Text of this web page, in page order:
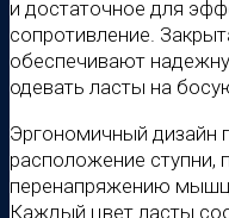
и достаточное для
сопротивление.
обеспечивают
одевать ласты на
Эргономичный дизайн
расположение ступни,
перенапряжению мышц.
Каждый цвет ласты